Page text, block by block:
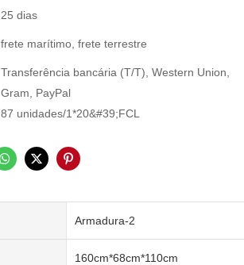
25 dias
frete marítimo, frete terrestre
Transferência bancária (T/T), Western Union,
Gram, PayPal
87 unidades/1*20&#39;FCL
Armadura-2
160cm*68cm*110cm